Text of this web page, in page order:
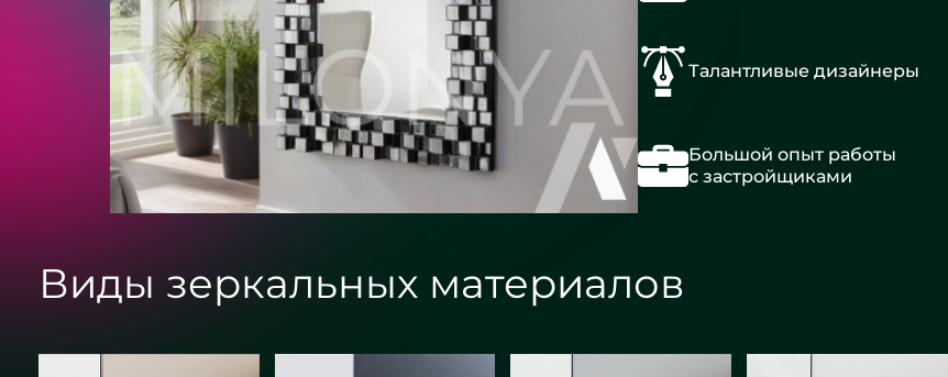
Талантливые дизайнеры
Большой опыт работы
с застройщиками
Виды зеркальных материалов